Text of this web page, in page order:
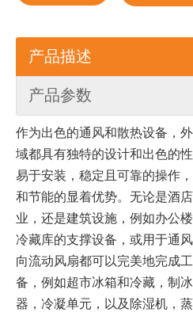
产品描述
产品参数
作为出色的通风和散热设备，
域都具有独特的设计和出色的
易于安装，稳定且可靠的操作
和节能的显着优势。无论是酒
业，还是建筑设施，例如办公
冷藏库的支撑设备，或用于通
向流动风扇都可以完美地完成
备，例如超市冰箱和冷藏，制
器，冷凝单元，以及除湿机，